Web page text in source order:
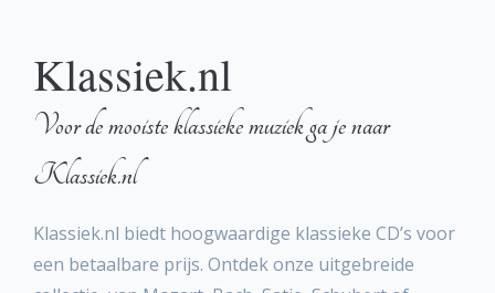
Klassiek.nl
Voor de mooiste klassieke muziek ga je naar
Klassiek.nl
Klassiek.nl biedt hoogwaardige klassieke CD’s voor
een betaalbare prijs. Ontdek onze uitgebreide